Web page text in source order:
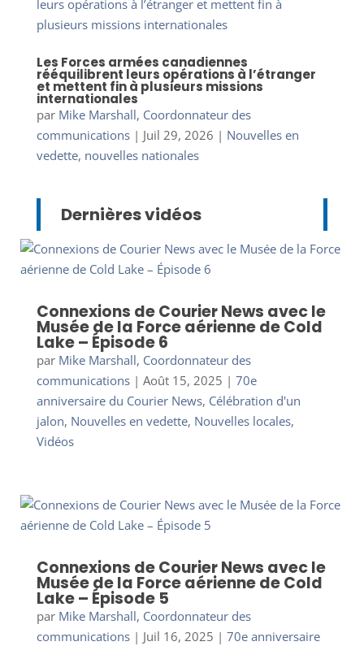
Les Forces armées canadiennes
rééquilibrent leurs opérations à l’étranger
et mettent fin à plusieurs missions
internationales
par Mike Marshall, Coordonnateur des
communications| Juil 29, 2026 | Nouvelles en
vedette, nouvelles nationales
Dernières vidéos
Connexions de Courier News avec le
Musée de la Force aérienne de Cold
Lake – Épisode 6
par Mike Marshall, Coordonnateur des
communications| Août 15, 2025 | 70e
anniversaire du Courier News, Célébration d'un
jalon, Nouvelles en vedette, Nouvelles locales,
Vidéos
Connexions de Courier News avec le
Musée de la Force aérienne de Cold
Lake – Épisode 5
par Mike Marshall, Coordonnateur des
communications| Juil 16, 2025 | 70e anniversaire